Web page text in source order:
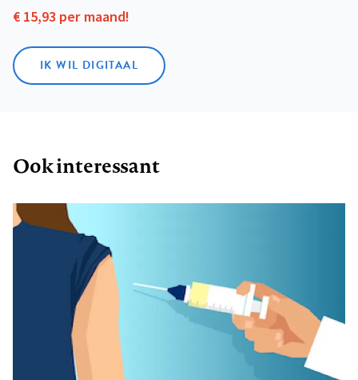
€ 15,93 per maand!
IK WIL DIGITAAL
Ook interessant